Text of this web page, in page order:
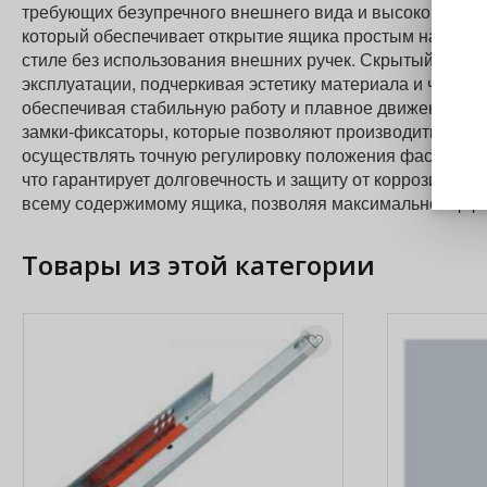
требующих безупречного внешнего вида и высокого
который обеспечивает открытие ящика простым
стиле без использования внешних ручек. Скрытый
эксплуатации, подчеркивая эстетику материала и
обеспечивая стабильную работу и плавное движение
замки-фиксаторы, которые позволяют производить
осуществлять точную регулировку положения фасада.
что гарантирует долговечность и защиту от коррозии.
всему содержимому ящика, позволяя максимально
Товары из этой категории